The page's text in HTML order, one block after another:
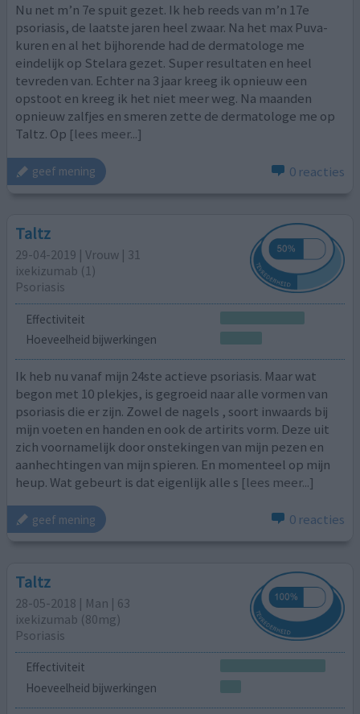
Nu net m’n 7e spuit gezet. Ik heb reeds van m’n 17e
psoriasis, de laatste jaren heel zwaar. Na het max Puva-
kuren en al het bijhorende had de dermatologe me
eindelijk op Stelara gezet. Super resultaten en heel
tevreden van. Echter na 3 jaar kreeg ik opnieuw een
opstoot en kreeg ik het niet meer weg. Na maanden
opnieuw zalfjes en smeren zette de dermatologe me op
Taltz. Op [lees meer...]
geef mening 0 reacties
Taltz
29-04-2019 | Vrouw | 31
ixekizumab (1)
Psoriasis
Effectiviteit
Hoeveelheid bijwerkingen
Ik heb nu vanaf mijn 24ste actieve psoriasis. Maar wat
begon met 10 plekjes, is gegroeid naar alle vormen van
psoriasis die er zijn. Zowel de nagels , soort inwaards bij
mijn voeten en handen en ook de artirits vorm. Deze uit
zich voornamelijk door onstekingen van mijn pezen en
aanhechtingen van mijn spieren. En momenteel op mijn
heup. Wat gebeurt is dat eigenlijk alle s [lees meer...]
geef mening 0 reacties
Taltz
28-05-2018 | Man | 63
ixekizumab (80mg)
Psoriasis
Effectiviteit
Hoeveelheid bijwerkingen